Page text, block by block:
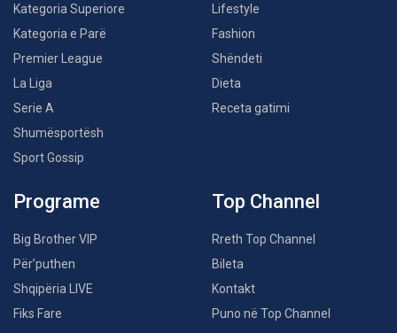
Kategoria Superiore
Kategoria e Parë
Premier League
La Liga
Serie A
Shumësportësh
Sport Gossip
Lifestyle
Fashion
Shëndeti
Dieta
Receta gatimi
Programe
Big Brother VIP
Për’puthen
Shqipëria LIVE
Fiks Fare
Top Channel
Rreth Top Channel
Bileta
Kontakt
Puno në Top Channel